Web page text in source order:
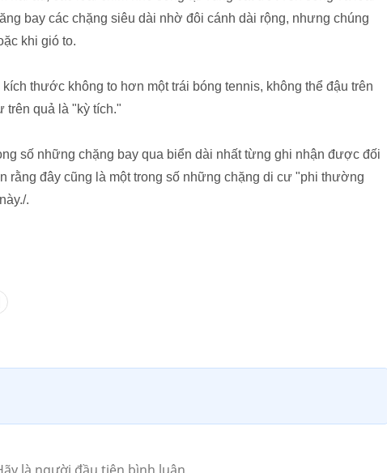
bay các chặng siêu dài nhờ đôi cánh dài rộng, nhưng chúng
khi gió to.
thước không to hơn một trái bóng tennis, không thể đậu trên
trên quả là "kỳ tích."
số những chặng bay qua biển dài nhất từng ghi nhận được đối
rằng đây cũng là một trong số những chặng di cư "phi thường
.